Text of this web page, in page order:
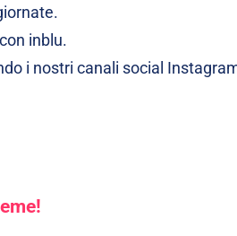
inblu.
i nostri canali social